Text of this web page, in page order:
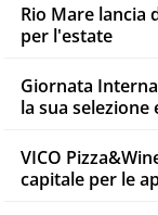
Rio Mare lancia
per l'estate
Giornata
la sua selezione
VICO
capitale per le